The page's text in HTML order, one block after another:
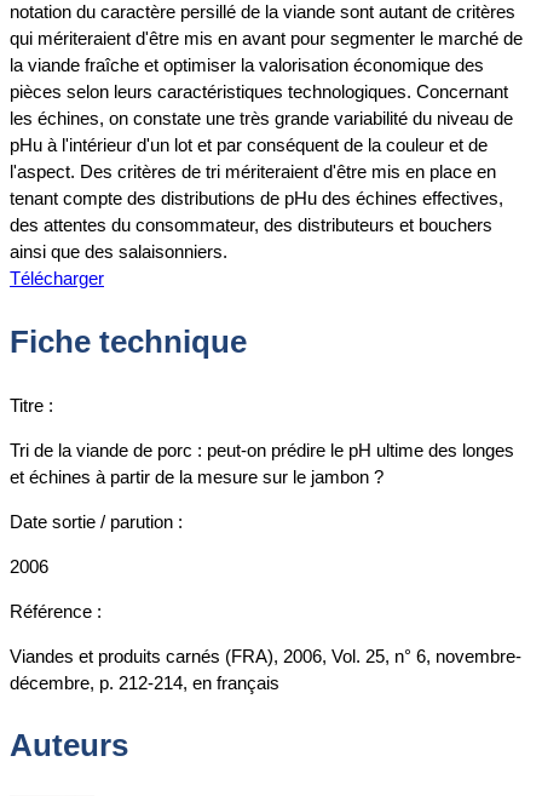
notation du caractère persillé de la viande sont autant de critères
qui mériteraient d'être mis en avant pour segmenter le marché de
la viande fraîche et optimiser la valorisation économique des
pièces selon leurs caractéristiques technologiques. Concernant
les échines, on constate une très grande variabilité du niveau de
pHu à l'intérieur d'un lot et par conséquent de la couleur et de
l'aspect. Des critères de tri mériteraient d'être mis en place en
tenant compte des distributions de pHu des échines effectives,
des attentes du consommateur, des distributeurs et bouchers
ainsi que des salaisonniers.
Télécharger
Fiche technique
Titre :
Tri de la viande de porc : peut-on prédire le pH ultime des longes
et échines à partir de la mesure sur le jambon ?
Date sortie / parution :
2006
Référence :
Viandes et produits carnés (FRA), 2006, Vol. 25, n° 6, novembre-
décembre, p. 212-214, en français
Auteurs